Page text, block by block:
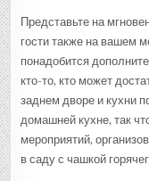
Представьте на
гости также на вашем
понадобится
кто-то, кто может
заднем дворе и кухни
домашней кухне, так
мероприятий,
в саду с чашкой